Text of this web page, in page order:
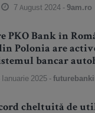
7 August 2024 -9am.ro
PKO Bank în
Polonia are
bancar
Ianuarie 2025 -
cheltuită de